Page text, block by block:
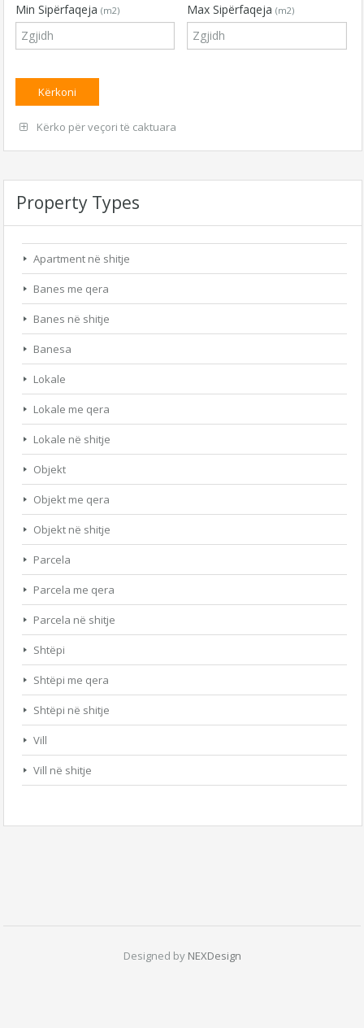
Min Sipërfaqeja (m2) Max Sipërfaqeja(m2)
Kërko për veçori të caktuara
Property Types
Apartment në shitje
Banes me qera
Banes në shitje
Banesa
Lokale
Lokale me qera
Lokale në shitje
Objekt
Objekt me qera
Objekt në shitje
Parcela
Parcela me qera
Parcela në shitje
Shtëpi
Shtëpi me qera
Shtëpi në shitje
Vill
Vill në shitje
Designed by NEXDesign